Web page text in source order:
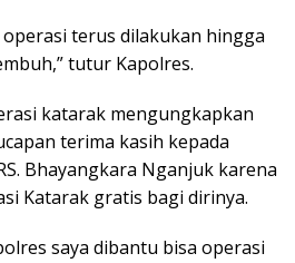
operasi terus dilakukan hingga
tutur Kapolres.
katarak mengungkapkan
terima kasih kepada
Bhayangkara Nganjuk karena
Katarak gratis bagi dirinya.
saya dibantu bisa operasi